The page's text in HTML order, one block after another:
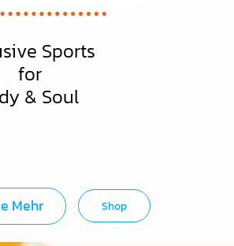
Sports
for
& Soul
Mehr Shop